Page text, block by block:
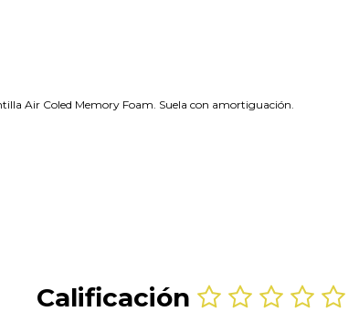
Air Coled Memory Foam. Suela con amortiguación.
Calificación